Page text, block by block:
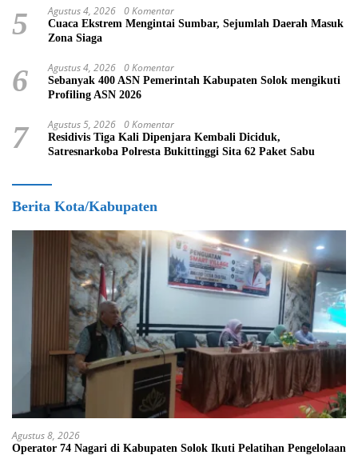
5 Agustus 4, 2026 0 Komentar
Cuaca Ekstrem Mengintai Sumbar, Sejumlah Daerah Masuk
Zona Siaga
6 Agustus 4, 2026 0 Komentar
Sebanyak 400 ASN Pemerintah Kabupaten Solok mengikuti
Profiling ASN 2026
7 Agustus 5, 2026 0 Komentar
Residivis Tiga Kali Dipenjara Kembali Diciduk,
Satresnarkoba Polresta Bukittinggi Sita 62 Paket Sabu
Berita Kota/Kabupaten
Agustus 8, 2026
Operator 74 Nagari di Kabupaten Solok Ikuti Pelatihan Pengelolaan